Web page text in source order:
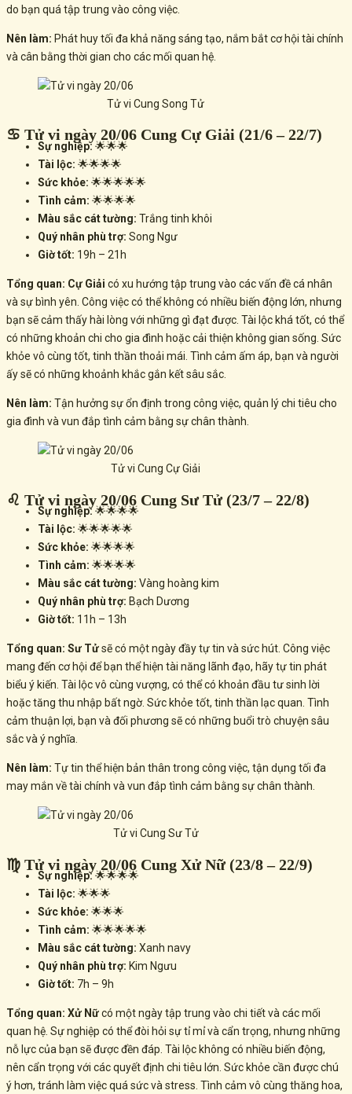
do bạn quá tập trung vào công việc.
Nên làm: Phát huy tối đa khả năng sáng tạo, nắm bắt cơ hội tài chính
và cân bằng thời gian cho các mối quan hệ.
Tử vi Cung Song Tử
♋ Tử vi ngày 20/06 Cung Cự Giải (21/6 – 22/7)
Sự nghiệp:🌟🌟🌟
Tài lộc: 🌟🌟🌟🌟
Sức khỏe: 🌟🌟🌟🌟🌟
Tình cảm: 🌟🌟🌟🌟
Màu sắc cát tường: Trắng tinh khôi
Quý nhân phù trợ: Song Ngư
Giờ tốt: 19h – 21h
Tổng quan: Cự Giải có xu hướng tập trung vào các vấn đề cá nhân
và sự bình yên. Công việc có thể không có nhiều biến động lớn, nhưng
bạn sẽ cảm thấy hài lòng với những gì đạt được. Tài lộc khá tốt, có thể
có những khoản chi cho gia đình hoặc cải thiện không gian sống. Sức
khỏe vô cùng tốt, tinh thần thoải mái. Tình cảm ấm áp, bạn và người
ấy sẽ có những khoảnh khắc gắn kết sâu sắc.
Nên làm: Tận hưởng sự ổn định trong công việc, quản lý chi tiêu cho
gia đình và vun đắp tình cảm bằng sự chân thành.
Tử vi Cung Cự Giải
♌ Tử vi ngày 20/06 Cung Sư Tử (23/7 – 22/8)
Sự nghiệp:🌟🌟🌟🌟
Tài lộc: 🌟🌟🌟🌟🌟
Sức khỏe: 🌟🌟🌟🌟
Tình cảm: 🌟🌟🌟🌟
Màu sắc cát tường: Vàng hoàng kim
Quý nhân phù trợ: Bạch Dương
Giờ tốt: 11h – 13h
Tổng quan: Sư Tửsẽ có một ngày đầy tự tin và sức hút. Công việc
mang đến cơ hội để bạn thể hiện tài năng lãnh đạo, hãy tự tin phát
biểu ý kiến. Tài lộc vô cùng vượng, có thể có khoản đầu tư sinh lời
hoặc tăng thu nhập bất ngờ. Sức khỏe tốt, tinh thần lạc quan. Tình
cảm thuận lợi, bạn và đối phương sẽ có những buổi trò chuyện sâu
sắc và ý nghĩa.
Nên làm: Tự tin thể hiện bản thân trong công việc, tận dụng tối đa
may mắn về tài chính và vun đắp tình cảm bằng sự chân thành.
Tử vi Cung Sư Tử
♍ Tử vi ngày 20/06 Cung Xử Nữ (23/8 – 22/9)
Sự nghiệp:🌟🌟🌟🌟
Tài lộc: 🌟🌟🌟
Sức khỏe: 🌟🌟🌟
Tình cảm: 🌟🌟🌟🌟🌟
Màu sắc cát tường: Xanh navy
Quý nhân phù trợ: Kim Ngưu
Giờ tốt: 7h – 9h
Tổng quan: Xử Nữcó một ngày tập trung vào chi tiết và các mối
quan hệ. Sự nghiệp có thể đòi hỏi sự tỉ mỉ và cẩn trọng, nhưng những
nỗ lực của bạn sẽ được đền đáp. Tài lộc không có nhiều biến động,
nên cẩn trọng với các quyết định chi tiêu lớn. Sức khỏe cần được chú
ý hơn, tránh làm việc quá sức và stress. Tình cảm vô cùng thăng hoa,